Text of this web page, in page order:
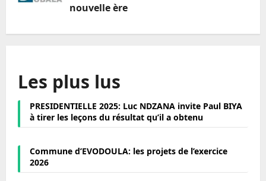
nouvelle ère
Les plus lus
PRESIDENTIELLE 2025: Luc NDZANA invite Paul BIYA
à tirer les leçons du résultat qu’il a obtenu
Commune d’EVODOULA: les projets de l’exercice
2026